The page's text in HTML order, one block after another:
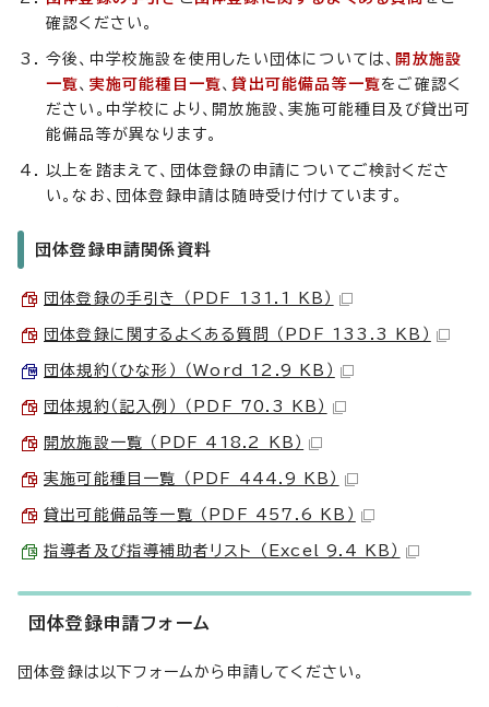
確認ください。
今後、中学校施設を使用したい団体については、 開放施設
一覧、 実施可能種目一覧、貸出可能備品等一覧をご確認く
ださい。中学校により、開放施設、実施可能種目及び貸出可
能備品等が異なります。
以上を踏まえて、団体登録の申請についてご検討くださ
い。なお、団体登録申請は随時受け付けています。
団体登録申請関係資料
団体登録の手引き （PDF 131.1 KB）
団体登録に関するよくある質問 （PDF 133.3 KB）
団体規約（ひな形） （Word 12.9 KB）
団体規約（記入例） （PDF 70.3 KB）
開放施設一覧 （PDF 418.2 KB）
実施可能種目一覧 （PDF 444.9 KB）
貸出可能備品等一覧 （PDF 457.6 KB）
指導者及び指導補助者リスト （Excel 9.4 KB）
団体登録申請フォーム
団体登録は以下フォームから申請してください。